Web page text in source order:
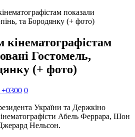
показали
та Бородянку (+ фото)
Гостомель,
(+ фото)
0
України та Держкіно
Абель Феррара, Шон
Нельсон.